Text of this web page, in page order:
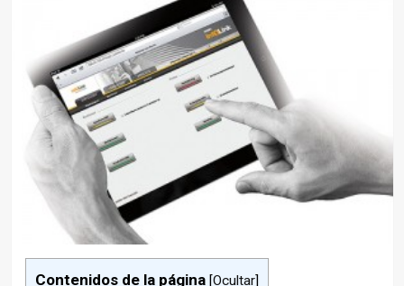
Contenidos de la página [Ocultar]